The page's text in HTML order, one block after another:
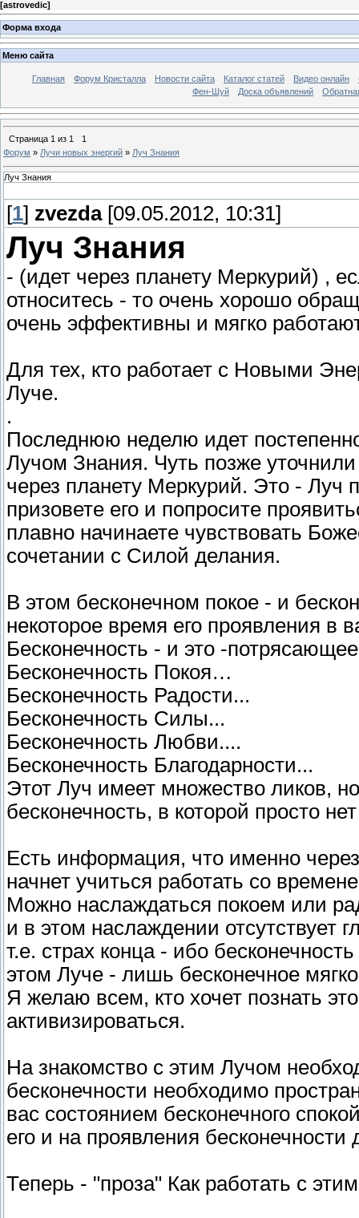
[astrovedic]
Форма входа
Меню сайта
Главная Форум Кристалла Новости сайта Каталог статей Видео онлайн
Фен-Шуй
Доска объявлений
Страница 1 из 1
1
Форум » Лучи новых энергий » Луч Знания
Луч Знания
[1] zvezda[09.05.2012, 10:31]
Луч Знания
- (идет через планету Меркурий) ,
относитесь - то очень хорошо
очень эффективны и мягко
Для тех, кто работает с Новыми
Луче.
.
Последнюю неделю идет
Лучом Знания. Чуть позже
через планету Меркурий. Это - Луч
призовете его и попросите
плавно начинаете чувствовать
сочетании с Силой делания.
В этом бесконечном покое - и
некоторое время его проявления в
Бесконечность - и это -
Бесконечность Покоя…
Бесконечность Радости...
Бесконечность Силы...
Бесконечность Любви....
Бесконечность Благодарности...
Этот Луч имеет множество ликов,
бесконечность, в которой просто
Есть информация, что именно
начнет учиться работать со
Можно наслаждаться покоем или
и в этом наслаждении отсутствует
т.е. страх конца - ибо
этом Луче - лишь бесконечное
Я желаю всем, кто хочет познать
активизироваться.
На знакомство с этим Лучом
бесконечности необходимо
вас состоянием бесконечного
его и на проявления бесконечности
Теперь - "проза" Как работать с